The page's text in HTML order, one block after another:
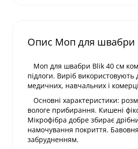
Опис Моп для швабри
Моп для швабри Blik 40 см
підлоги. Виріб
медичних, навчальних і
Основні характеристики:
вологе прибирання. Кишені
Мікрофібра добре збирає
намочування покриття.
забрудненням.